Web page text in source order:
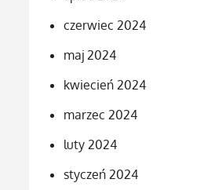
czerwiec 2024
maj 2024
kwiecień 2024
marzec 2024
luty 2024
styczeń 2024